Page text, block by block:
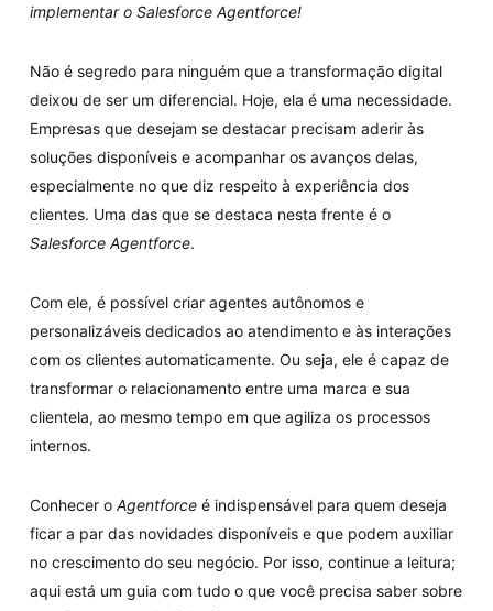
implementar o Salesforce Agentforce!
Não é segredo para ninguém que a transformação digital
deixou de ser um diferencial. Hoje, ela é uma necessidade.
Empresas que desejam se destacar precisam aderir às
soluções disponíveis e acompanhar os avanços delas,
especialmente no que diz respeito à experiência dos
clientes. Uma das que se destaca nesta frente é o
Salesforce Agentforce.
Com ele, é possível criar agentes autônomos e
personalizáveis dedicados ao atendimento e às interações
com os clientes automaticamente. Ou seja, ele é capaz de
transformar o relacionamento entre uma marca e sua
clientela, ao mesmo tempo em que agiliza os processos
internos.
Conhecer o Agentforceé indispensável para quem deseja
ficar a par das novidades disponíveis e que podem auxiliar
no crescimento do seu negócio. Por isso, continue a leitura;
aqui está um guia com tudo o que você precisa saber sobre